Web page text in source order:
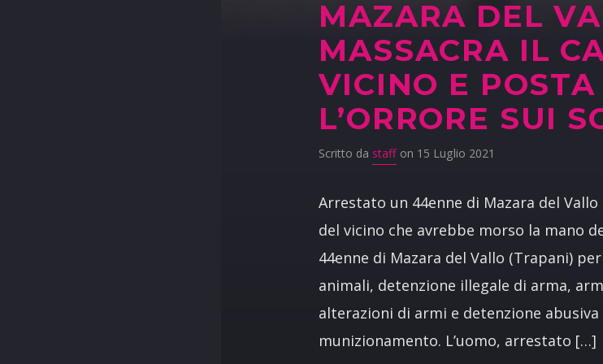
MAZARA DEL
MASSACRA IL
VICINO E POSTA
L’ORRORE SUI
Scritto da staff on 15 Luglio 2021
Arrestato un 44enne di Mazara del
del vicino che avrebbe morso la mano
44enne di Mazara del Vallo (Trapani)
animali, detenzione illegale di arma,
alterazioni di armi e detenzione
munizionamento. L’uomo, arrestato […]